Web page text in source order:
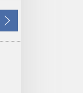
Icikonkelepo